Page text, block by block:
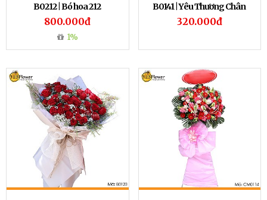
B0212 | Bó hoa 212
800.000đ
1%
B0141 | Yêu Thương Chân
Thành
320.000đ